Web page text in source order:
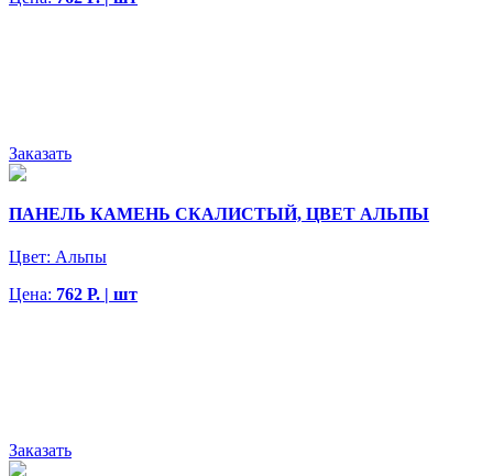
Заказать
ПАНЕЛЬ КАМЕНЬ СКАЛИСТЫЙ, ЦВЕТ АЛЬПЫ
Цвет: Альпы
Цена: 762 Р. | шт
Заказать